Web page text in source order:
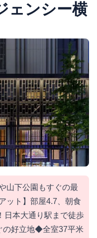
ェンシー横
山下公園もすぐの最
ット】部屋4.7、朝食
日本大通り駅まで徒歩
の好立地◆全室37平米